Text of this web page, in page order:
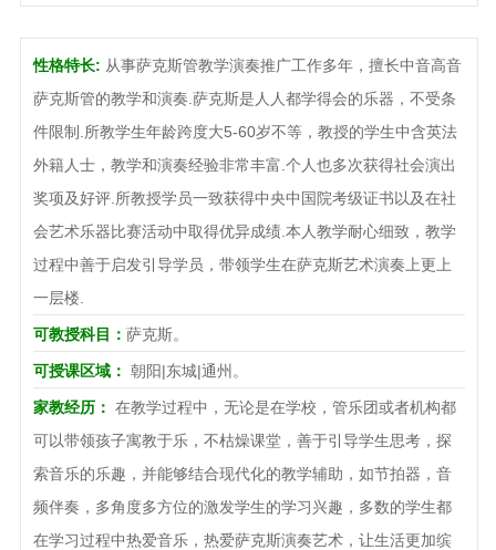
性格特长: 从事萨克斯管教学演奏推广工作多年，擅长中音高音
萨克斯管的教学和演奏.萨克斯是人人都学得会的乐器，不受条
件限制.所教学生年龄跨度大5-60岁不等，教授的学生中含英法
外籍人士，教学和演奏经验非常丰富.个人也多次获得社会演出
奖项及好评.所教授学员一致获得中央中国院考级证书以及在社
会艺术乐器比赛活动中取得优异成绩.本人教学耐心细致，教学
过程中善于启发引导学员，带领学生在萨克斯艺术演奏上更上
一层楼.
可教授科目：萨克斯。
可授课区域：朝阳|东城|通州。
家教经历：在教学过程中，无论是在学校，管乐团或者机构都
可以带领孩子寓教于乐，不枯燥课堂，善于引导学生思考，探
索音乐的乐趣，并能够结合现代化的教学辅助，如节拍器，音
频伴奏，多角度多方位的激发学生的学习兴趣，多数的学生都
在学习过程中热爱音乐，热爱萨克斯演奏艺术，让生活更加缤